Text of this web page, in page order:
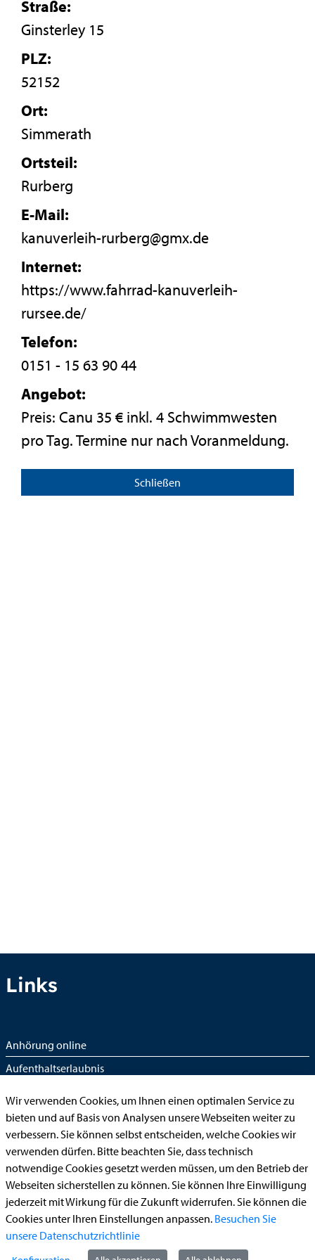
Straße:
Ginsterley 15
PLZ:
52152
Ort:
Simmerath
Ortsteil:
Rurberg
E-Mail:
kanuverleih-rurberg@gmx.de
Internet:
https://www.fahrrad-kanuverleih-
rursee.de/
Telefon:
0151 - 15 63 90 44
Angebot:
Preis: Canu 35 € inkl. 4 Schwimmwesten
pro Tag. Termine nur nach Voranmeldung.
Schließen
Links
Anhörung online
Aufenthaltserlaubnis
Begleitetes Fahren ab 17 (Erstantrag)
Führerschein (Umtausch)
Reiterplakette (Verlängerungsantrag online)
Ummeldung zugelassenes Fahrzeug
Kontakt
Wir verwenden Cookies, um Ihnen einen optimalen Service zu
bieten und auf Basis von Analysen unsere Webseiten weiter zu
verbessern. Sie können selbst entscheiden, welche Cookies wir
verwenden dürfen. Bitte beachten Sie, dass technisch
notwendige Cookies gesetzt werden müssen, um den Betrieb der
Webseiten sicherstellen zu können. Sie können Ihre Einwilligung
jederzeit mit Wirkung für die Zukunft widerrufen. Sie können die
Cookies unter Ihren Einstellungen anpassen. Besuchen Sie
unsere Datenschutzrichtlinie